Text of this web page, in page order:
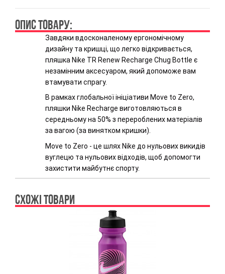
ОПИС ТОВАРУ:
Завдяки вдосконаленому ергономічному
дизайну та кришці, що легко відкривається,
пляшка Nike TR Renew Recharge Chug Bottle є
незамінним аксесуаром, який допоможе вам
втамувати спрагу.
В рамках глобальної ініціативи Move to Zero,
пляшки Nike Recharge виготовляються в
середньому на 50% з перероблених матеріалів
за вагою (за винятком кришки).
Move to Zero - це шлях Nike до нульових викидів
вуглецю та нульових відходів, щоб допомогти
захистити майбутнє спорту.
СХОЖІ ТОВАРИ